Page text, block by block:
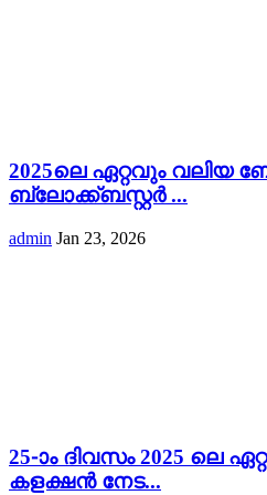
2025ലെ ഏറ്റവും വലിയ
ബ്ലോക്ക്ബസ്റ്റർ ...
admin Jan 23, 2026
25-ാം ദിവസം 2025 ലെ
കളക്ഷൻ നേട...